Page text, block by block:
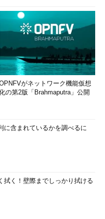
がネットワーク機能仮想
の第2版「Brahmaputra」公開
に含まれているかを調べるに
拭く！壁際までしっかり拭ける